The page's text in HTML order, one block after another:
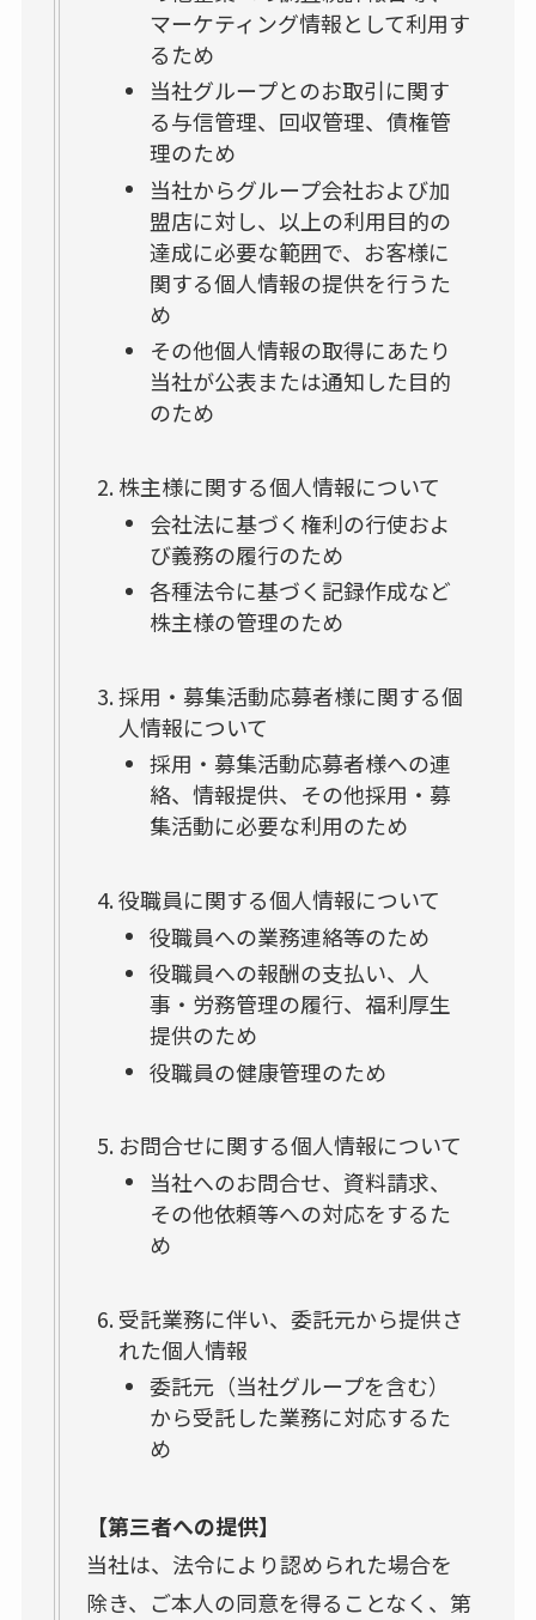
マーケティング情報として利用す
るため
当社グループとのお取引に関す
る与信管理、回収管理、債権管
理のため
当社からグループ会社および加
盟店に対し、以上の利用目的の
達成に必要な範囲で、お客様に
関する個人情報の提供を行うた
め
その他個人情報の取得にあたり
当社が公表または通知した目的
のため
株主様に関する個人情報について
会社法に基づく権利の行使およ
び義務の履行のため
各種法令に基づく記録作成など
株主様の管理のため
採用・募集活動応募者様に関する個
人情報について
採用・募集活動応募者様への連
絡、情報提供、その他採用・募
集活動に必要な利用のため
役職員に関する個人情報について
役職員への業務連絡等のため
役職員への報酬の支払い、人
事・労務管理の履行、福利厚生
提供のため
役職員の健康管理のため
お問合せに関する個人情報について
当社へのお問合せ、資料請求、
その他依頼等への対応をするた
め
受託業務に伴い、委託元から提供さ
れた個人情報
委託元（当社グループを含む）
から受託した業務に対応するた
め
【第三者への提供】
当社は、法令により認められた場合を
除き、ご本人の同意を得ることなく、第